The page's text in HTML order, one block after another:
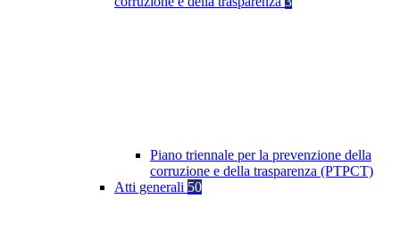
Piano triennale per la prevenzione della
corruzione e della trasparenza (PTPCT)
Atti generali 50